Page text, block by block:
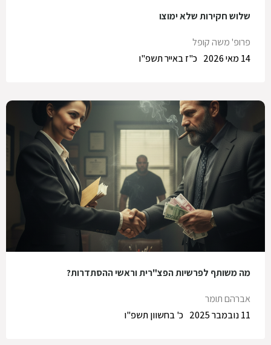
שלוש חקירות שלא ימוצו
פרופ' משה קופל
כ"ז באייר תשפ"ו
14 מאי 2026
מה משותף לפרשיות הפצ"רית וראשי ההסתדרות?
אברהם תומר
כ' בחשוון תשפ"ו
11 נובמבר 2025